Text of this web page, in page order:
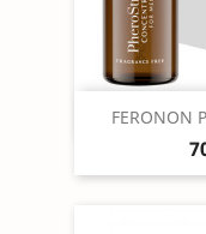

FERONON